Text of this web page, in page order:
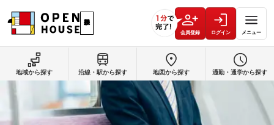
会員登録 ログイン メニュー
地域から探す 沿線・駅から探す 地図から探す 通勤・通学から探す